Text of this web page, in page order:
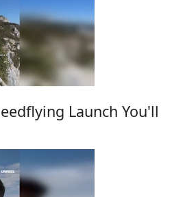
Launch You'll